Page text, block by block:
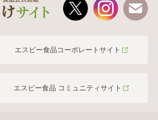
エスビー食品コーポレートサイト
エスビー食品 コミュニティサイト